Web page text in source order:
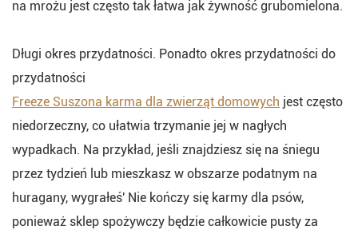
na mrożu jest często tak łatwa jak żywność grubomielona.
Długi okres przydatności. Ponadto okres przydatności do
przydatności
Freeze Suszona karma dla zwierząt domowych jest często
niedorzeczny, co ułatwia trzymanie jej w nagłych
wypadkach. Na przykład, jeśli znajdziesz się na śniegu
przez tydzień lub mieszkasz w obszarze podatnym na
huragany, wygrałeś' Nie kończy się karmy dla psów,
ponieważ sklep spożywczy będzie całkowicie pusty za